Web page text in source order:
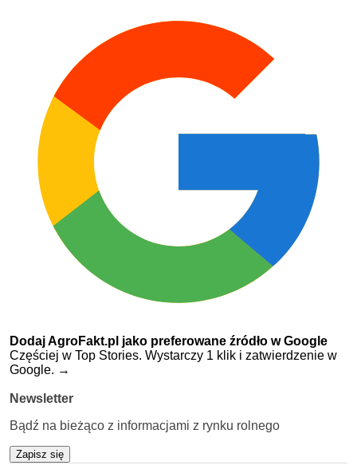
Dodaj AgroFakt.pl jako preferowane źródło w Google
Częściej w Top Stories. Wystarczy 1 klik i zatwierdzenie w
Google. →
Newsletter
Bądź na bieżąco z informacjami z rynku rolnego
Zapisz się